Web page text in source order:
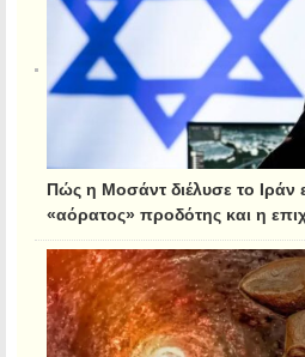
Πώς η Μοσάντ διέλυσε το
«αόρατος» προδότης και η